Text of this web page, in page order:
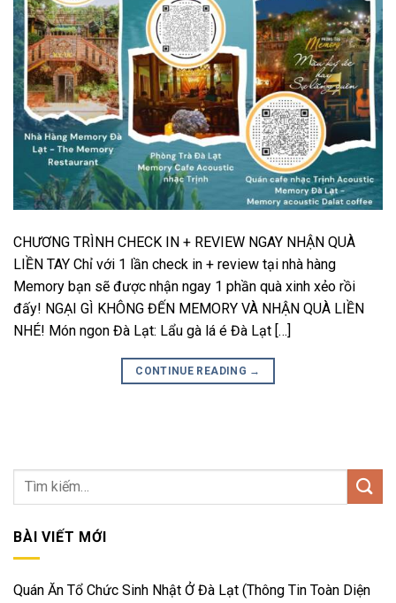
CHƯƠNG TRÌNH CHECK IN + REVIEW NGAY NHẬN QUÀ
LIỀN TAY Chỉ với 1 lần check in + review tại nhà hàng
Memory bạn sẽ được nhận ngay 1 phần quà xinh xẻo rồi
đấy! NGẠI GÌ KHÔNG ĐẾN MEMORY VÀ NHẬN QUÀ LIỀN
NHÉ! Món ngon Đà Lạt: Lẩu gà lá é Đà Lạt […]
CONTINUE READING →
BÀI VIẾT MỚI
Quán Ăn Tổ Chức Sinh Nhật Ở Đà Lạt (Thông Tin Toàn Diện